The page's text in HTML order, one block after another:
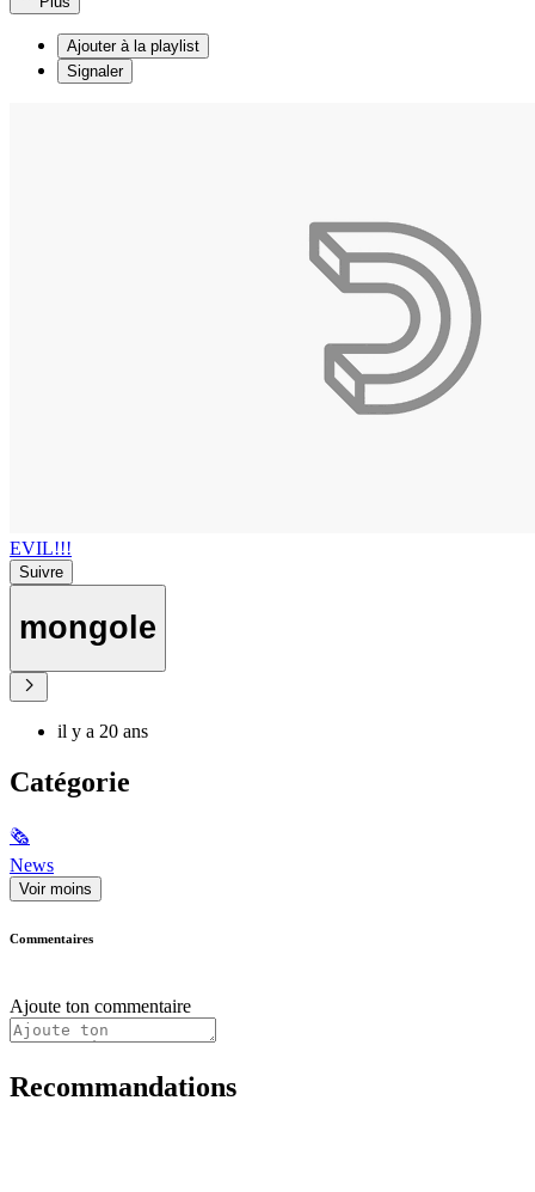
Ajouter à la playlist
Signaler
EVIL!!!
Suivre
mongole
il y a 20 ans
Catégorie
🗞
News
Voir moins
Commentaires
Ajoute ton commentaire
Recommandations